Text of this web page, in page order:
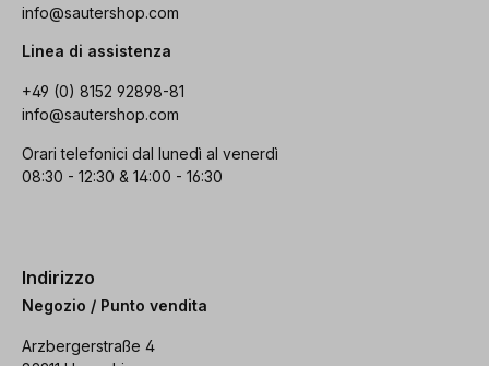
info@sautershop.com
Linea di assistenza
+49 (0) 8152 92898-81
info@sautershop.com
Orari telefonici dal lunedì al venerdì
08:30 - 12:30 & 14:00 - 16:30
Indirizzo
Negozio / Punto vendita
Arzbergerstraße 4